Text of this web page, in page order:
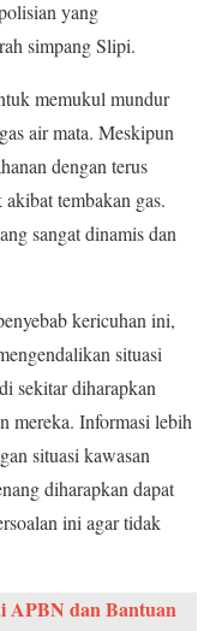
yang
simpang Slipi.
memukul mundur
air mata. Meskipun
dengan terus
tembakan gas.
sangat dinamis dan
kericuhan ini,
situasi
sekitar diharapkan
mereka. Informasi lebih
situasi kawasan
diharapkan dapat
ini agar tidak
APBN dan Bantuan